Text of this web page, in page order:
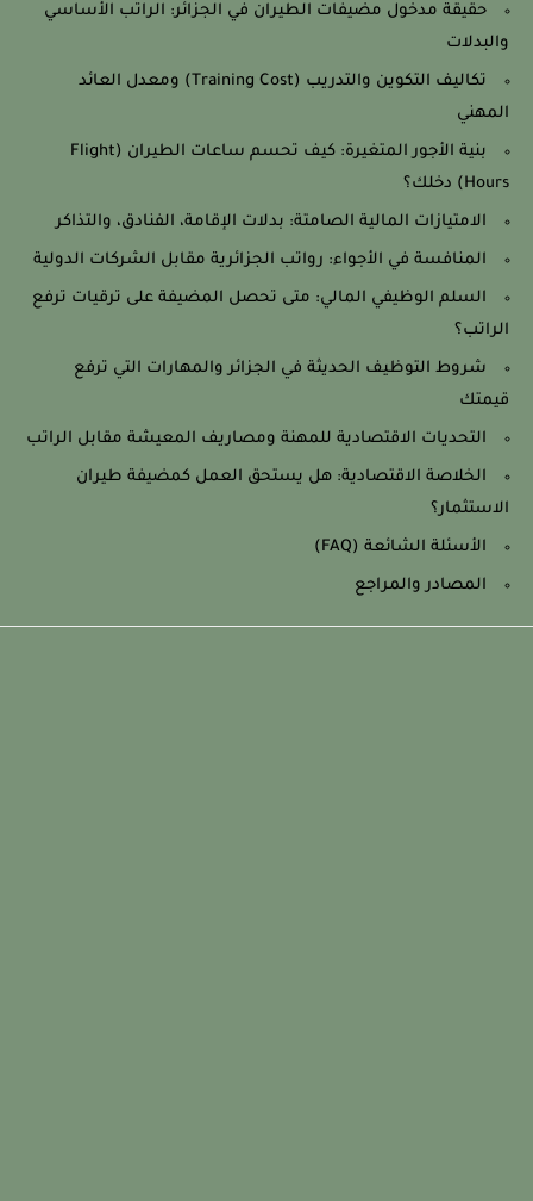
حقيقة مدخول مضيفات الطيران في الجزائر: الراتب الأساسي
والبدلات
تكاليف التكوين والتدريب (Training Cost) ومعدل العائد
المهني
بنية الأجور المتغيرة: كيف تحسم ساعات الطيران (Flight
Hours) دخلك؟
الامتيازات المالية الصامتة: بدلات الإقامة، الفنادق، والتذاكر
المنافسة في الأجواء: رواتب الجزائرية مقابل الشركات الدولية
السلم الوظيفي المالي: متى تحصل المضيفة على ترقيات ترفع
الراتب؟
شروط التوظيف الحديثة في الجزائر والمهارات التي ترفع
قيمتك
التحديات الاقتصادية للمهنة ومصاريف المعيشة مقابل الراتب
الخلاصة الاقتصادية: هل يستحق العمل كمضيفة طيران
الاستثمار؟
الأسئلة الشائعة (FAQ)
المصادر والمراجع